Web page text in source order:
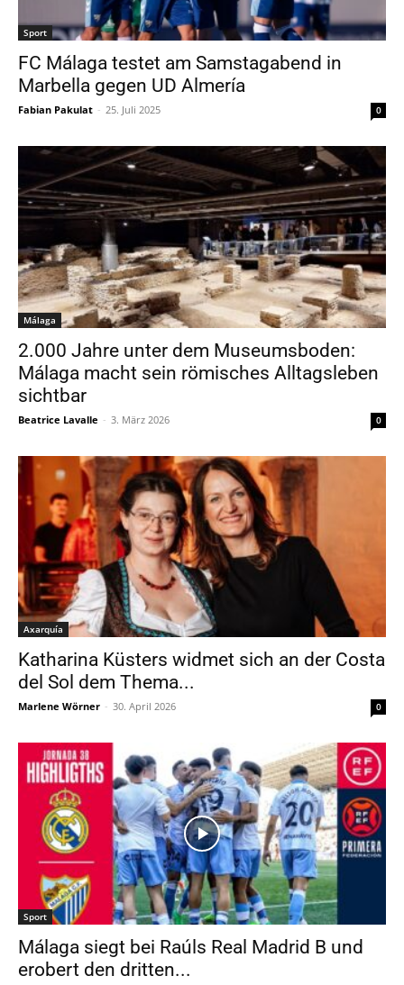
Sport
FC Málaga testet am Samstagabend in
Marbella gegen UD Almería
Fabian Pakulat - 25. Juli 2025 0
Málaga
2.000 Jahre unter dem Museumsboden:
Málaga macht sein römisches Alltagsleben
sichtbar
Beatrice Lavalle - 3. März 2026 0
Axarquía
Katharina Küsters widmet sich an der Costa
del Sol dem Thema...
Marlene Wörner - 30. April 2026 0
Sport
Málaga siegt bei Raúls Real Madrid B und
erobert den dritten...